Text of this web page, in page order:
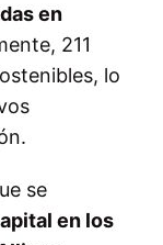
en
211
lo
se
en los